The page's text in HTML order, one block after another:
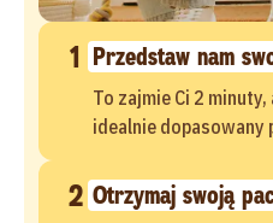
1 Przedstaw nam
To zajmie Ci 2
idealnie dopasowany
2 Otrzymaj swoją